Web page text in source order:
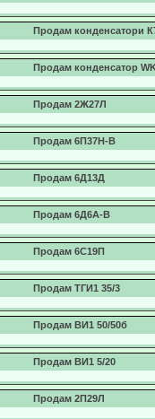
Продам конденсатори
Продам конденсатор
Продам 2Ж27Л
Продам 6П37Н-В
Продам 6Д13Д
Продам 6Д6А-В
Продам 6С19П
Продам ТГИ1 35/3
Продам ВИ1 50/50б
Продам ВИ1 5/20
Продам 2П29Л